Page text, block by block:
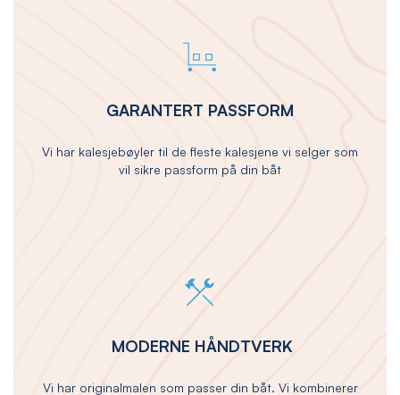
GARANTERT PASSFORM
Vi har kalesjebøyler til de fleste kalesjene vi selger som
vil sikre passform på din båt
MODERNE HÅNDTVERK
Vi har originalmalen som passer din båt. Vi kombinerer